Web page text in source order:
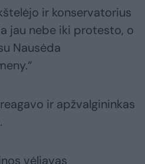
ir konservatorius
jau nebe iki protesto, o
Nausėda
ir apžvalgininkas
vėliavas